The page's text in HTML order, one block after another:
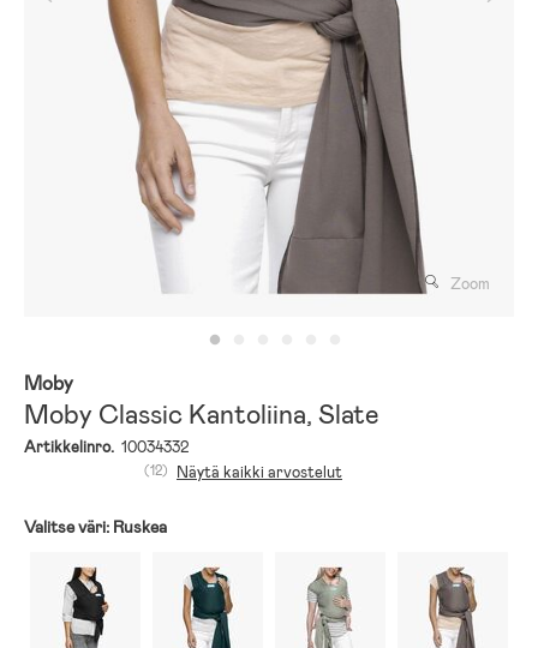
Zoom
Moby
Moby Classic Kantoliina, Slate
Artikkelinro. 10034332
(12) Näytä kaikki arvostelut
Valitse väri: Ruskea